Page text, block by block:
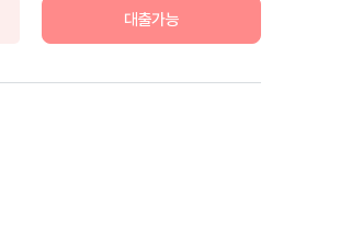
대출가능